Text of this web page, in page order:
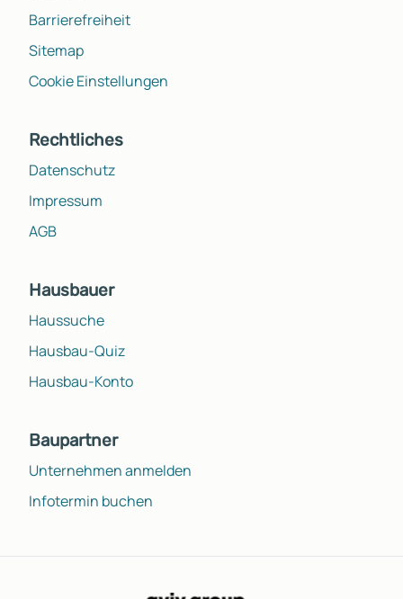
Barrierefreiheit
Sitemap
Cookie Einstellungen
Rechtliches
Datenschutz
Impressum
AGB
Hausbauer
Haussuche
Hausbau-Quiz
Hausbau-Konto
Baupartner
Unternehmen anmelden
Infotermin buchen